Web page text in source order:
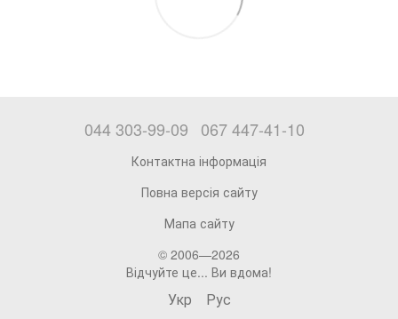
044 303-99-09 067 447-41-10
Контактна інформація
Повна версія сайту
Мапа сайту
© 2006—2026
Відчуйте це... Ви вдома!
Укр Рус